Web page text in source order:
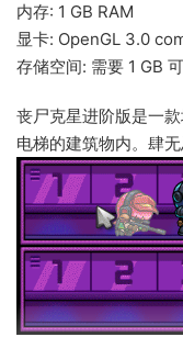
内存: 1 GB RAM
显卡: OpenGL 3.0
存储空间: 需要 1 GB
丧尸克星进阶版是一
电梯的建筑物内。肆